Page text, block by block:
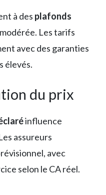
à des plafonds
Les tarifs
avec des garanties
élevés.
du prix
influence
assureurs
avec
selon le CA réel.